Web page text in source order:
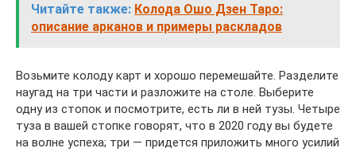
Читайте также: Колода Ошо Дзен Таро:
описание арканов и примеры раскладов
Возьмите колоду карт и хорошо перемешайте. Разделите
наугад на три части и разложите на столе. Выберите
одну из стопок и посмотрите, есть ли в ней тузы. Четыре
туза в вашей стопке говорят, что в 2020 году вы будете
на волне успеха; три — придется приложить много усилий